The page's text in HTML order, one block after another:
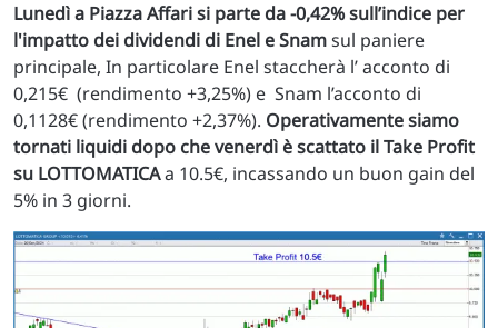
Lunedì a Piazza Affari si parte da -0,42% sull’indice per
l'impatto dei dividendi di Enel e Snamsul paniere
principale, In particolare Enel staccherà l’ acconto di
0,215€ (rendimento +3,25%) e Snam l’acconto di
0,1128€ (rendimento +2,37%). Operativamente siamo
tornati liquidi dopo che venerdì è scattato il Take Profit
su LOTTOMATICAa 10.5€, incassando un buon gain del
5% in 3 giorni.